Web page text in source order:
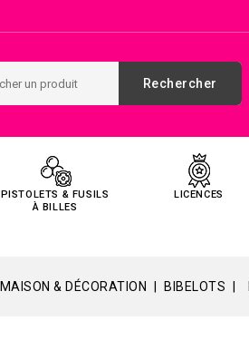
Rechercher
PISTOLETS & FUSILS
À BILLES
LICENCES
MAISON & DÉCORATION BIBELOTS